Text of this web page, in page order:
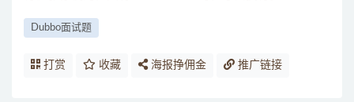
Dubbo面试题
打赏 收藏 海报挣佣金 推广链接